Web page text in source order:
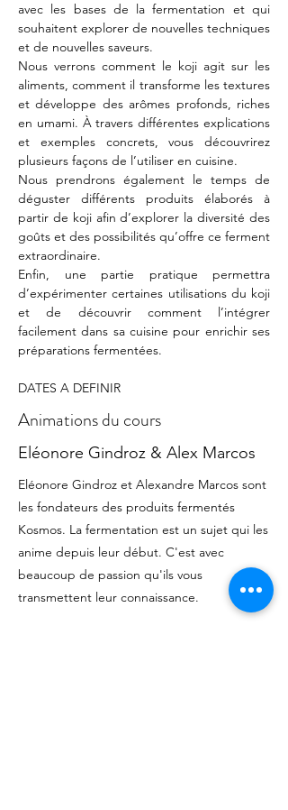
avec les bases de la fermentation et qui
souhaitent explorer de nouvelles techniques
et de nouvelles saveurs.
Nous verrons comment le koji agit sur les
aliments, comment il transforme les textures
et développe des arômes profonds, riches
en umami. À travers différentes explications
et exemples concrets, vous découvrirez
plusieurs façons de l’utiliser en cuisine.
Nous prendrons également le temps de
déguster différents produits élaborés à
partir de koji afin d’explorer la diversité des
goûts et des possibilités qu’offre ce ferment
extraordinaire.
Enfin, une partie pratique permettra
d’expérimenter certaines utilisations du koji
et de découvrir comment l’intégrer
facilement dans sa cuisine pour enrichir ses
préparations fermentées.
DATES A DEFINIR
Animations du cours
Eléonore Gindroz & Alex Marcos
Eléonore Gindroz et Alexandre Marcos sont
les fondateurs des produits fermentés
Kosmos. La fermentation est un sujet qui les
anime depuis leur début. C'est avec
beaucoup de passion qu'ils vous
transmettent leur connaissance.